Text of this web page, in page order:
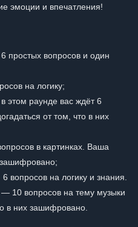
эмоции и впечатления!
простых вопросов и один
на логику;
этом раунде вас ждёт 6
от том, что в них
в картинках. Ваша
зашифровано;
на логику и знания.
10 вопросов на тему музыки
в них зашифровано.